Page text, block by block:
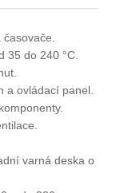
35 do 240 °C.
a ovládací panel.
varná deska o